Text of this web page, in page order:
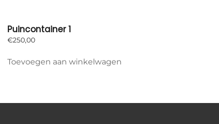
Puincontainer 1
€250,00
Toevoegen aan winkelwagen